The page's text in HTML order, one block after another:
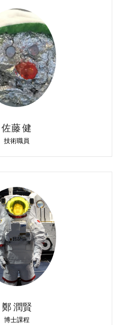
佐藤 健
技術職員
鄭 潤賢
博士課程